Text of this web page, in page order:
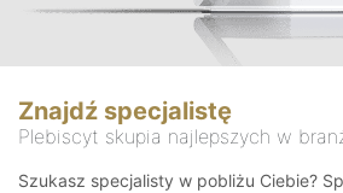
Znajdź specjalistę
Plebiscyt skupia najlepszych w
Szukasz specjalisty w pobliżu Ciebie?